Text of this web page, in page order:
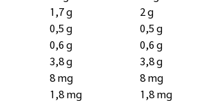
1,7 g
2 g
0,5 g
0,5 g
0,6 g
0,6 g
3,8 g
3,8 g
8 mg
8 mg
1,8 mg
1,8 mg